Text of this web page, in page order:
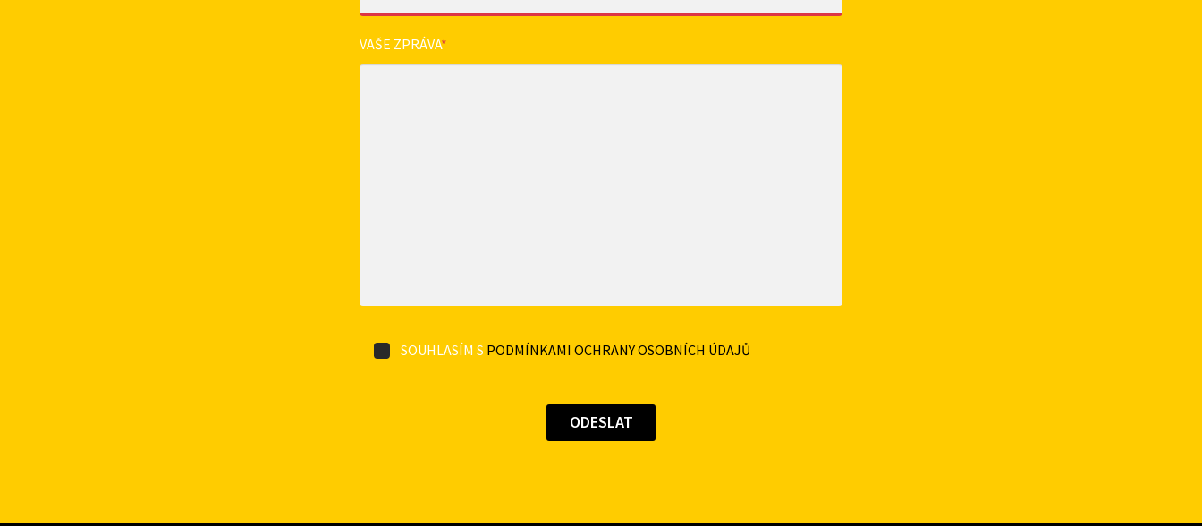
VAŠE ZPRÁVA*
SOUHLASÍM S PODMÍNKAMI OCHRANY OSOBNÍCH ÚDAJŮ